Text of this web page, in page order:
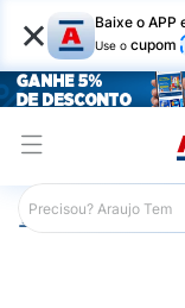
× Baixe o APP
Use o cupom
Araujo